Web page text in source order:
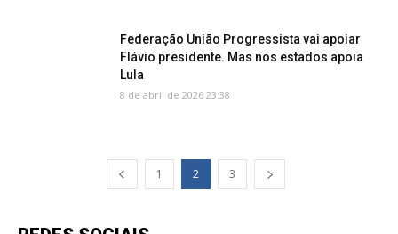
Federação União Progressista vai apoiar
Flávio presidente. Mas nos estados apoia
Lula
8 de abril de 2026 23:38
1 2 3